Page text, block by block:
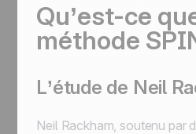
Qu’est-ce
méthode
L’étude de Neil
Neil Rackham, soutenu par